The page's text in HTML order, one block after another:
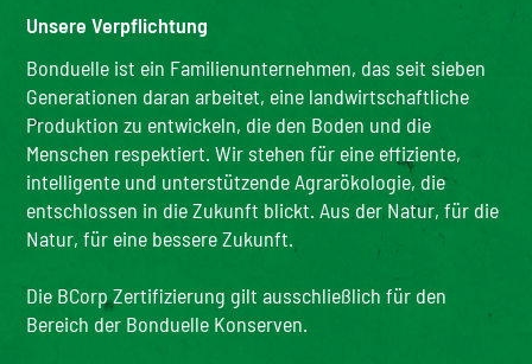
Unsere Verpflichtung
Bonduelle ist ein Familienunternehmen, das seit sieben
Generationen daran arbeitet, eine landwirtschaftliche
Produktion zu entwickeln, die den Boden und die
Menschen respektiert. Wir stehen für eine effiziente,
intelligente und unterstützende Agrarökologie, die
entschlossen in die Zukunft blickt. Aus der Natur, für die
Natur, für eine bessere Zukunft.
Die BCorp Zertifizierung gilt ausschließlich für den
Bereich der Bonduelle Konserven.